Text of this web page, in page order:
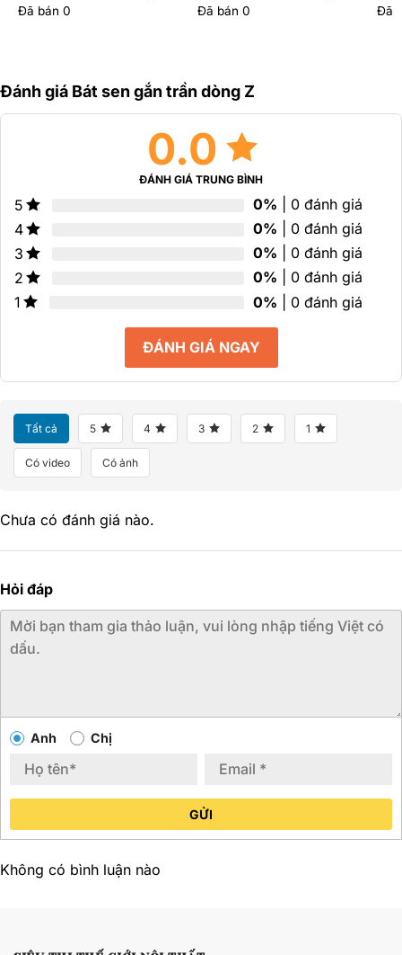
Được
sao
Đã bán 0
Được
sao
Đã bán 0 Đã
Đánh giá Bát sen gắn trần dòng Z
0.0
ĐÁNH GIÁ TRUNG BÌNH
5 0% | 0 đánh giá
4
0% | 0 đánh giá
3
0% | 0 đánh giá
2
0% | 0 đánh giá
1
0% | 0 đánh giá
ĐÁNH GIÁ NGAY
Tất cả 5 4 3 2 1
Có video Có ảnh
Chưa có đánh giá nào.
Hỏi đáp
Anh Chị
GỬI
Không có bình luận nào